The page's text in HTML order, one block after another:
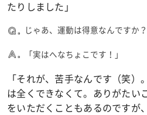
たりしました」
じゃあ、運動は得意なんですか？
「実はへなちょこです！」
「それが、苦手なんです（笑
は全くできなくて。ありがたい
をいただくこともあるのですが